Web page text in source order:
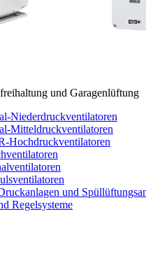
und Garagenlüftung
Niederdruckventilatoren
Mitteldruckventilatoren
Hochdruckventilatoren
und
Regelsysteme